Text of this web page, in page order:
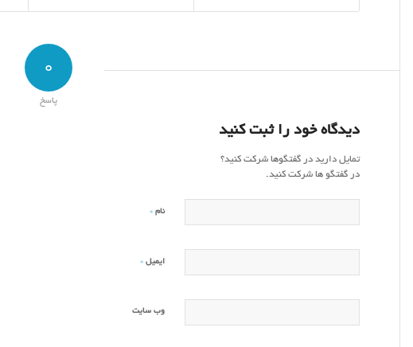
0
پاسخ
دیدگاه خود را ثبت کنید
تمایل دارید در گفتگوها شرکت کنید؟
در گفتگو ها شرکت کنید.
نام *
ایمیل *
وب‌ سایت